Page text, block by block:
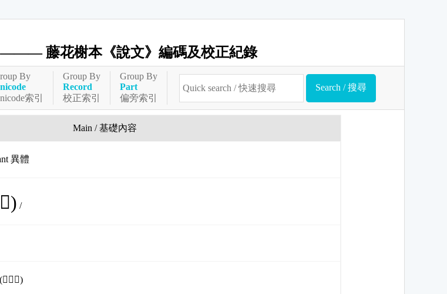
——— 藤花榭本《說文》編碼及校正紀錄
By
索引
Group By
Record
校正索引
Group By
Part
偏旁索引
Main / 基礎內容
異體
) /
⿸歹匕)